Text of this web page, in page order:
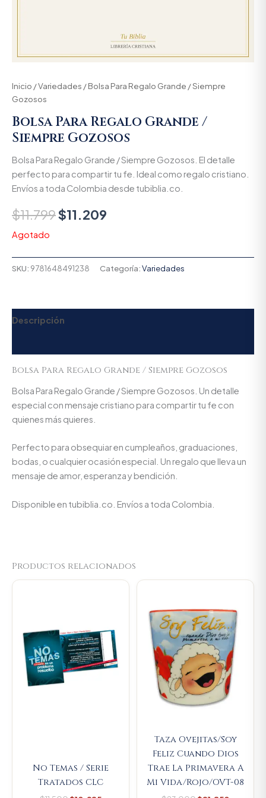
Inicio /Variedades / Bolsa Para Regalo Grande / Siempre
Gozosos
Bolsa Para Regalo Grande /
Siempre Gozosos
Bolsa Para Regalo Grande / Siempre Gozosos. El detalle
perfecto para compartir tu fe. Ideal como regalo cristiano.
Envíos a toda Colombia desde tubiblia.co.
$11.799$11.209
Agotado
SKU: 9781648491238 Categoría:Variedades
Descripción
Bolsa Para Regalo Grande / Siempre Gozosos
Bolsa Para Regalo Grande / Siempre Gozosos. Un detalle
especial con mensaje cristiano para compartir tu fe con
quienes más quieres.
Perfecto para obsequiar en cumpleaños, graduaciones,
bodas, o cualquier ocasión especial. Un regalo que lleva un
mensaje de amor, esperanza y bendición.
Disponible en tubiblia.co. Envíos a toda Colombia.
Productos relacionados
No Temas / Serie
Tratados CLC
Current
Taza Ovejitas/Soy
Feliz Cuando Dios
Trae La Primavera A
Mi Vida/Rojo/OVT-08
$23.000.
Current
$21.850.